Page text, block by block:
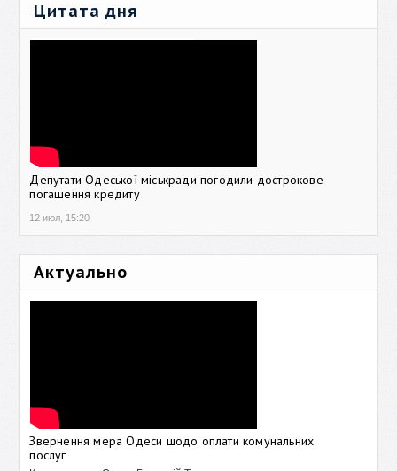
Цитата дня
Депутати Одеської міськради погодили дострокове
погашення кредиту
12 июл, 15:20
Актуально
Звернення мера Одеси щодо оплати комунальних
послуг